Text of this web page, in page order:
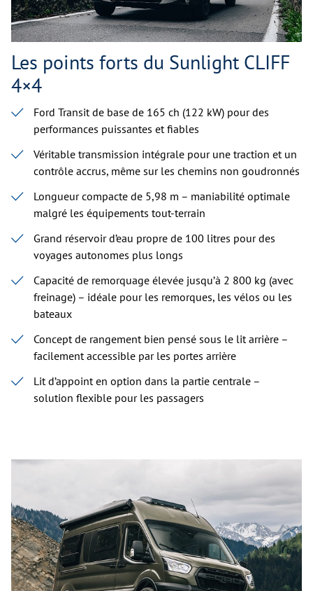
Les points forts du Sunlight CLIFF
4×4
Ford Transit de base de 165 ch (122 kW) pour des
performances puissantes et fiables
Véritable transmission intégrale pour une traction et un
contrôle accrus, même sur les chemins non goudronnés
Longueur compacte de 5,98 m – maniabilité optimale
malgré les équipements tout-terrain
Grand réservoir d’eau propre de 100 litres pour des
voyages autonomes plus longs
Capacité de remorquage élevée jusqu’à 2 800 kg (avec
freinage) – idéale pour les remorques, les vélos ou les
bateaux
Concept de rangement bien pensé sous le lit arrière –
facilement accessible par les portes arrière
Lit d’appoint en option dans la partie centrale –
solution flexible pour les passagers